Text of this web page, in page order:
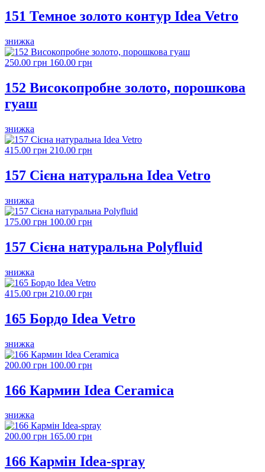
151 Темное золото контур Idea Vetro
знижка
250.00 грн 160.00 грн
152 Високопробне золото, порошкова
гуаш
знижка
415.00 грн 210.00 грн
157 Сієна натуральна Idea Vetro
знижка
175.00 грн 100.00 грн
157 Сієна натуральна Polyfluid
знижка
415.00 грн 210.00 грн
165 Бордо Idea Vetro
знижка
200.00 грн 100.00 грн
166 Кармин Idea Ceramica
знижка
200.00 грн 165.00 грн
166 Кармін Idea-spray